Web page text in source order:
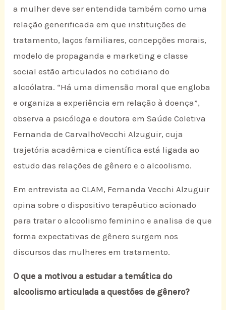
a mulher deve ser entendida também como uma
relação generificada em que instituições de
tratamento, laços familiares, concepções morais,
modelo de propaganda e marketing e classe
social estão articulados no cotidiano do
alcoólatra. “Há uma dimensão moral que engloba
e organiza a experiência em relação à doença”,
observa a psicóloga e doutora em Saúde Coletiva
Fernanda de CarvalhoVecchi Alzuguir, cuja
trajetória acadêmica e científica está ligada ao
estudo das relações de gênero e o alcoolismo.
Em entrevista ao CLAM, Fernanda Vecchi Alzuguir
opina sobre o dispositivo terapêutico acionado
para tratar o alcoolismo feminino e analisa de que
forma expectativas de gênero surgem nos
discursos das mulheres em tratamento.
O que a motivou a estudar a temática do
alcoolismo articulada a questões de gênero?